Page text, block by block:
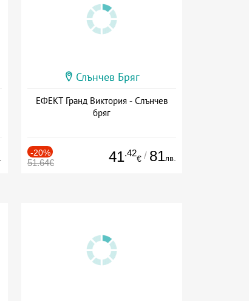
Слънчев Бряг
ЕФЕКТ Гранд Виктория - Слънчев
бряг
-20%
51.64€ 41.42
€ / 81лв.